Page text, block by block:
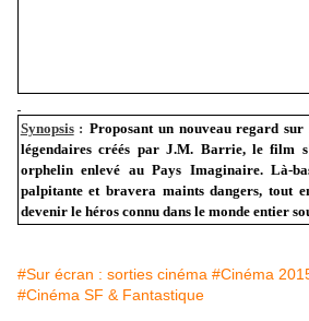
Synopsis: Proposant un nouveau regard sur
légendaires créés par J.M. Barrie, le film
orphelin enlevé au Pays Imaginaire. Là-
palpitante et bravera maints dangers, tout
devenir le héros connu dans le monde entier
#Sur écran : sorties cinéma #Cinéma
#Cinéma SF & Fantastique